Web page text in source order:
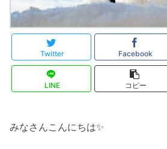
Twitter Facebook
LINE コピー
みなさんこんにちは✨